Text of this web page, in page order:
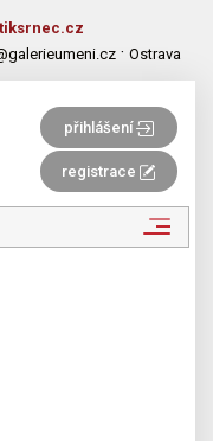
· Ostrava
přihlášení
registrace